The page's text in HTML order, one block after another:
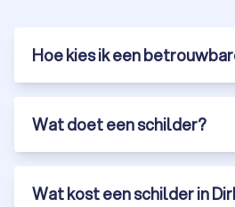
Hoe kies ik een
Wat doet een schilder?
Wat kost een schilder in